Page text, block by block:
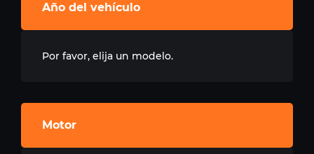
Año del vehículo
Por favor, elija un modelo.
Motor